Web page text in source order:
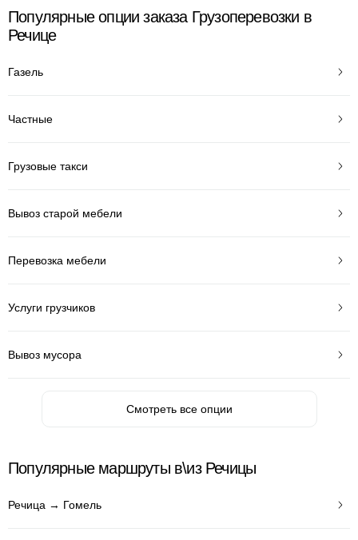
Популярные опции заказа Грузоперевозки в
Речице
Газель
Частные
Грузовые такси
Вывоз старой мебели
Перевозка мебели
Услуги грузчиков
Вывоз мусора
Смотреть все опции
Популярные маршруты в\из Речицы
Речица → Гомель